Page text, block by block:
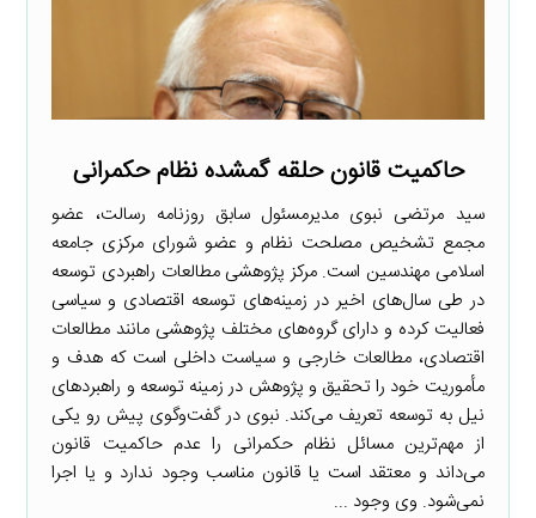
حاکمیت قانون حلقه گمشده نظام حکمرانی
سید مرتضی نبوی مدیرمسئول سابق روزنامه رسالت، عضو
مجمع تشخیص مصلحت نظام و عضو شورای مرکزی جامعه
اسلامی مهندسین است. مرکز پژوهشی مطالعات راهبردی توسعه
در طی سال‌های اخیر در زمینه‌های توسعه اقتصادی و سیاسی
فعالیت کرده و دارای گروه‌های مختلف پژوهشی مانند مطالعات
اقتصادی، مطالعات خارجی و سیاست داخلی است که هدف و
مأموریت خود را تحقیق و پژوهش در زمینه توسعه و راهبردهای
نیل به توسعه تعریف می‌کند. نبوی در گفت‌وگوی پیش رو یکی
از مهم‌ترین مسائل نظام حکمرانی را عدم حاکمیت قانون
می‌داند و معتقد است یا قانون مناسب وجود ندارد و یا اجرا
نمی‌شود. وی وجود ...